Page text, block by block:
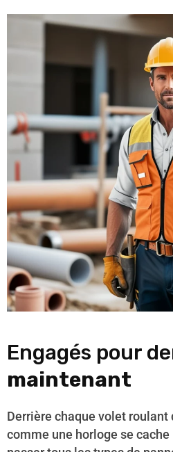
Engagés pour
maintenant
Derrière chaque volet roulant
comme une horloge se cache